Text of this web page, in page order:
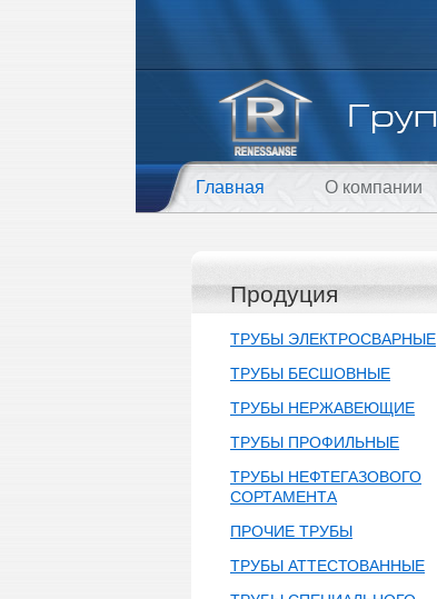
Главная О компании
Продуция
ТРУБЫ ЭЛЕКТРОСВАРНЫЕ
ТРУБЫ БЕСШОВНЫЕ
ТРУБЫ НЕРЖАВЕЮЩИЕ
ТРУБЫ ПРОФИЛЬНЫЕ
ТРУБЫ НЕФТЕГАЗОВОГО
СОРТАМЕНТА
ПРОЧИЕ ТРУБЫ
ТРУБЫ АТТЕСТОВАННЫЕ